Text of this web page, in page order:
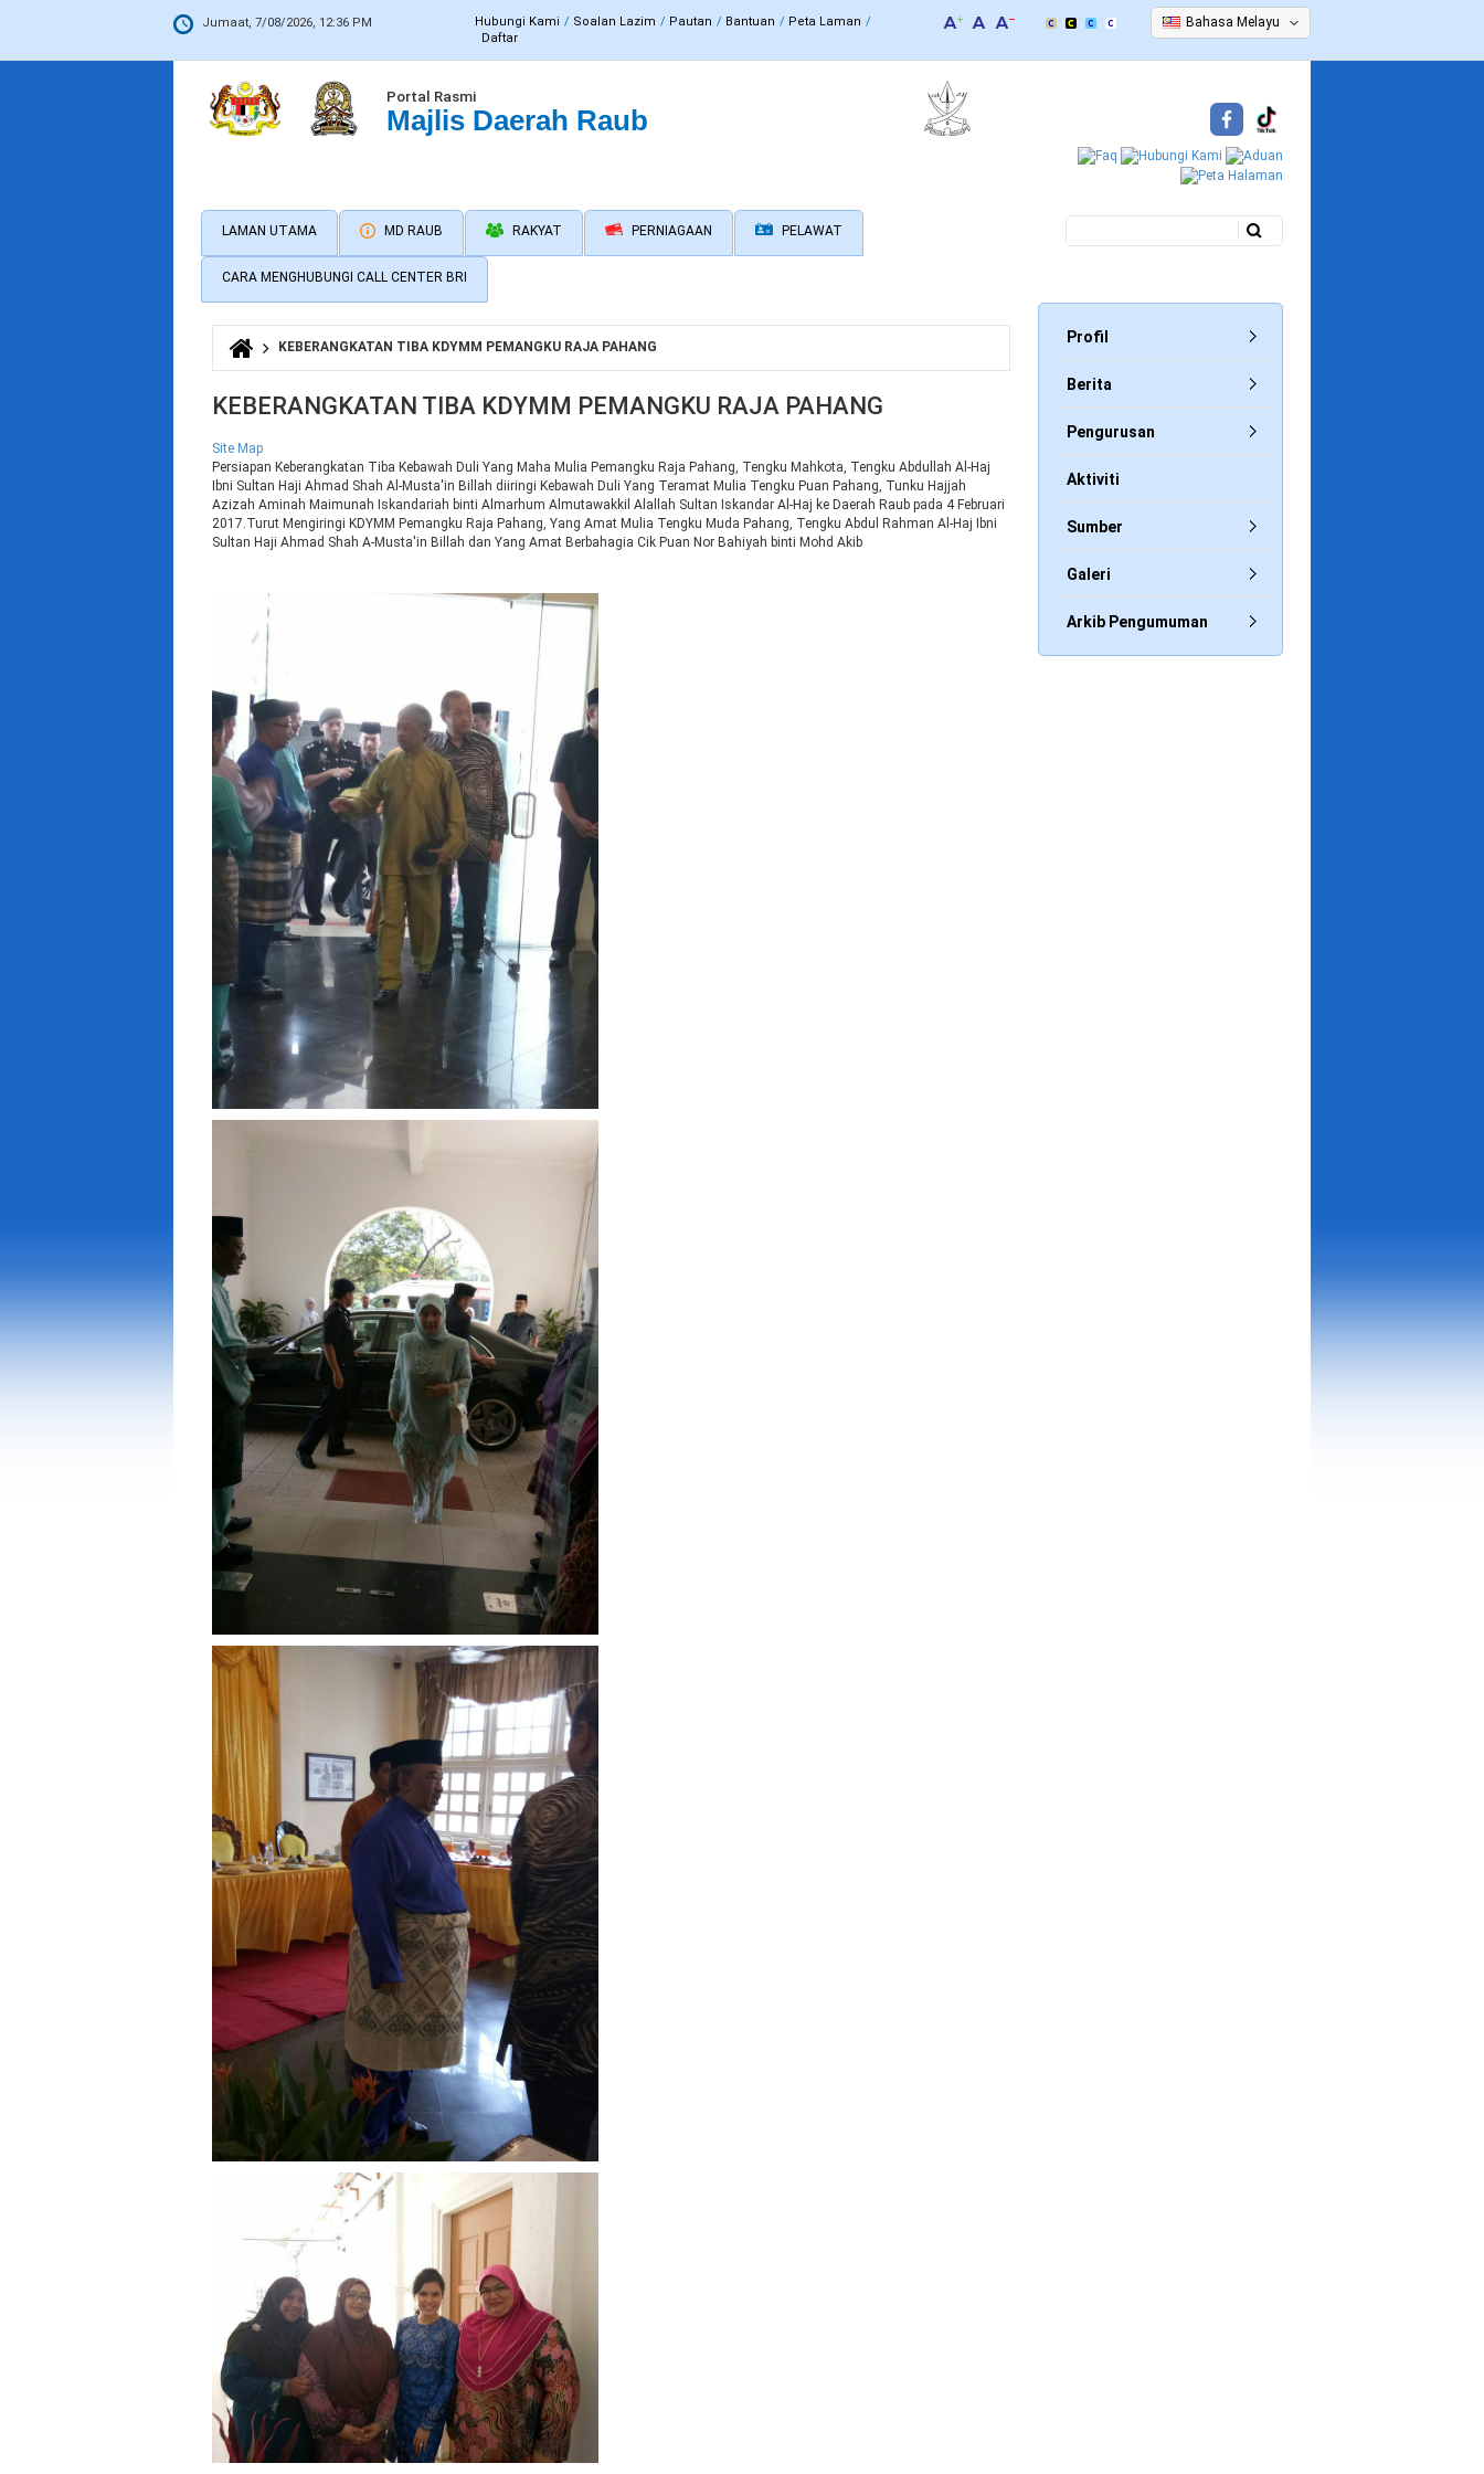
Jumaat, 7/08/2026, 12:36 PM Hubungi Kami Soalan Lazim Pautan Bantuan
Peta Laman
Daftar
Bahasa Melayu
Portal Rasmi
Majlis Daerah Raub
LAMAN UTAMA MD RAUB RAKYAT PERNIAGAAN PELAWAT
CARA MENGHUBUNGI CALL CENTER BRI
Borang carian
Anda di siniKEBERANGKATAN TIBA KDYMM PEMANGKU RAJA PAHANG
KEBERANGKATAN TIBA KDYMM PEMANGKU RAJA PAHANG
Site Map
Persiapan Keberangkatan Tiba Kebawah Duli Yang Maha Mulia Pemangku Raja Pahang, Tengku Mahkota, Tengku Abdullah Al-Haj
Ibni Sultan Haji Ahmad Shah Al-Musta'in Billah diiringi Kebawah Duli Yang Teramat Mulia Tengku Puan Pahang, Tunku Hajjah
Azizah Aminah Maimunah Iskandariah binti Almarhum Almutawakkil Alallah Sultan Iskandar Al-Haj ke Daerah Raub pada 4 Februari
2017.Turut Mengiringi KDYMM Pemangku Raja Pahang, Yang Amat Mulia Tengku Muda Pahang, Tengku Abdul Rahman Al-Haj Ibni
Sultan Haji Ahmad Shah A-Musta'in Billah dan Yang Amat Berbahagia Cik Puan Nor Bahiyah binti Mohd Akib
Profil
Berita
Pengurusan
Aktiviti
Sumber
Galeri
Arkib Pengumuman